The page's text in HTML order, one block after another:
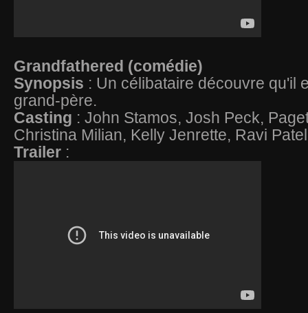
Grandfathered (comédie)
Synopsis : Un célibataire découvre qu'il
grand-père.
Casting : John Stamos, Josh Peck,
Christina Milian, Kelly Jenrette, Ravi Patel
Trailer :